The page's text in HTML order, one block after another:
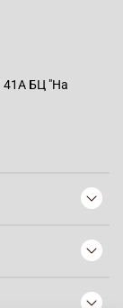
41А БЦ "На